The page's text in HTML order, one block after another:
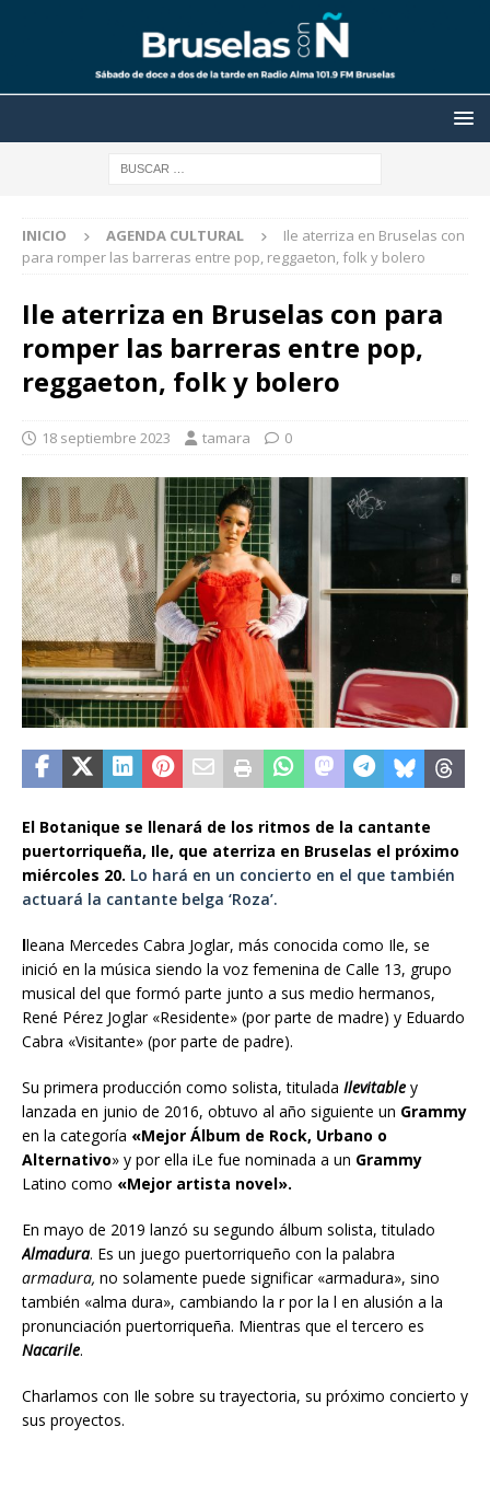
INICIO AGENDA CULTURAL
Ile aterriza en Bruselas con
para romper las barreras entre pop, reggaeton, folk y bolero
Ile aterriza en Bruselas con para
romper las barreras entre pop,
reggaeton, folk y bolero
18 septiembre 2023 tamara 0
El Botanique se llenará de los ritmos de la cantante
puertorriqueña, Ile, que aterriza en Bruselas el próximo
miércoles 20. Lo hará en un concierto en el que también
actuará la cantante belga ‘Roza’.
lleana Mercedes Cabra Joglar, más conocida como Ile, se
inició en la música siendo la voz femenina de Calle 13, grupo
musical del que formó parte junto a sus medio hermanos,
René Pérez Joglar «Residente» (por parte de madre) y Eduardo
Cabra «Visitante» (por parte de padre).
Su primera producción como solista, titulada Ilevitable y
lanzada en junio de 2016, obtuvo al año siguiente un Grammy
en la categoría «Mejor Álbum de Rock, Urbano o
Alternativo» y por ella iLe fue nominada a un Grammy
Latino como «Mejor artista novel».
En mayo de 2019 lanzó su segundo álbum solista, titulado
Almadura. Es un juego puertorriqueño con la palabra
armadura, no solamente puede significar «armadura», sino
también «alma dura», cambiando la rpor la l en alusión a la
pronunciación puertorriqueña. Mientras que el tercero es
Nacarile.
Charlamos con Ile sobre su trayectoria, su próximo concierto y
sus proyectos.